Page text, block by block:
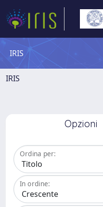
IRIS
IRIS
Opzioni
Ordina per:
In ordine: